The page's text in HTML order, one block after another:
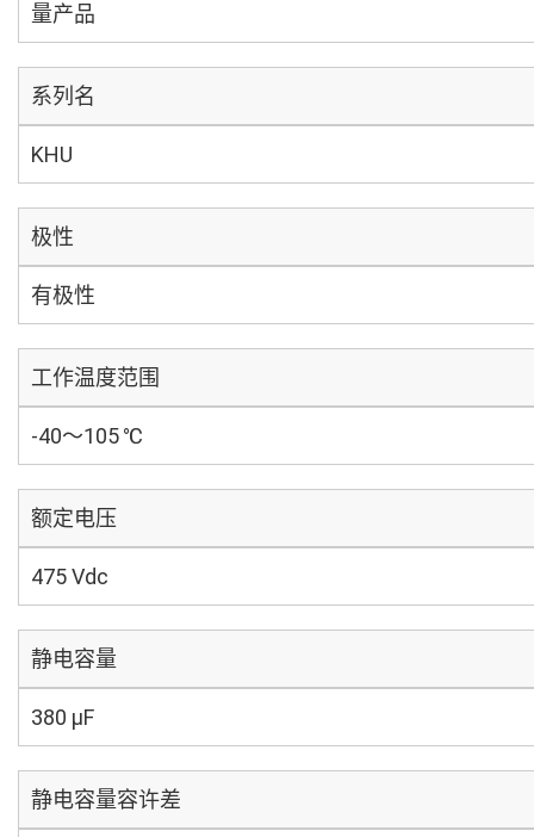
量产品
系列名
KHU
极性
有极性
工作温度范围
-40～105 ℃
额定电压
475 Vdc
静电容量
380 µF
静电容量容许差